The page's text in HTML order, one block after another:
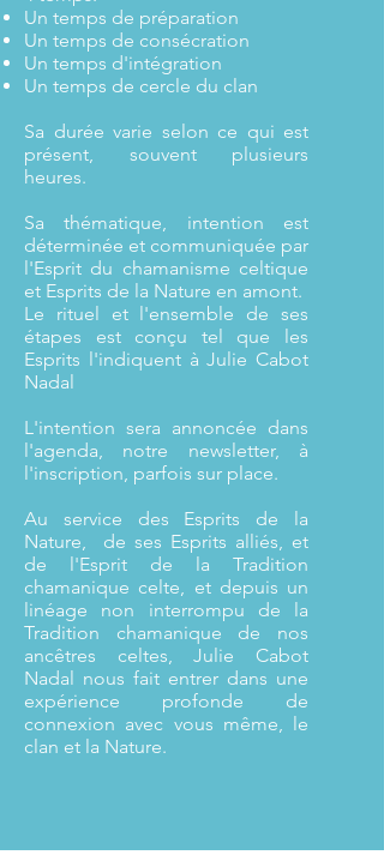
Un temps de préparation
Un temps de consécration
Un temps d'intégration
Un temps de cercle du clan
Sa durée varie selon ce qui est
présent, souvent plusieurs
heures.
Sa thématique, intention est
déterminée et communiquée par
l'Esprit du chamanisme celtique
et Esprits de la Nature en amont.
Le rituel et l'ensemble de ses
étapes est conçu tel que les
Esprits l'indiquent à Julie Cabot
Nadal
L'intention sera annoncée dans
l'agenda, notre newsletter, à
l'inscription, parfois sur place.
Au service des Esprits de la
Nature, de ses Esprits alliés, et
de l'Esprit de la Tradition
chamanique celte, et depuis un
linéage non interrompu de la
Tradition chamanique de nos
ancêtres celtes, Julie Cabot
Nadal nous fait entrer dans une
expérience profonde de
connexion avec vous même, le
clan et la Nature.